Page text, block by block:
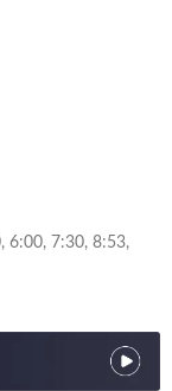
6:00, 7:30, 8:53,